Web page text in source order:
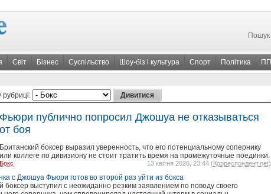
Пошук
Світ Бізнес Суспільство Шоу-біз і культура Спорт Політика ПП
рубриці:
Фьюри публично попросил Джошуа не отказываться
от боя
Британский боксер выразил уверенность, что его потенциальному сопернику
или коллеге по дивизиону не стоит тратить время на промежуточные поединки.
Бокс 13 квітня 2026, 23:44 (Корреспондент.net)
с Джошуа Фьюри готов во второй раз уйти из бокса
боксер выступил с неожиданно резким заявлением по поводу своего